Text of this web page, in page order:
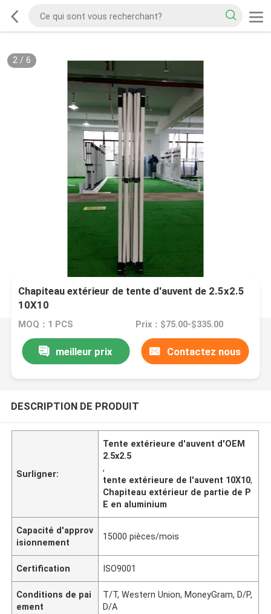
2/ 6
Chapiteau extérieur de tente d'auvent de 2.5x2.5
10X10
MOQ：1 PCS Prix：$75.00-$335.00
meilleur prix Contactez nous
DESCRIPTION DE PRODUIT
Surligner:
Tente extérieure d'auvent d'OEM
2.5x2.5
,
tente extérieure de l'auvent 10X10,
Chapiteau extérieur de partie de P
E en aluminium
Capacité d'approv
isionnement
15000 pièces/mois
Certification ISO9001
Conditions de pai
ement
T/T, Western Union, MoneyGram, D/P,
D/A